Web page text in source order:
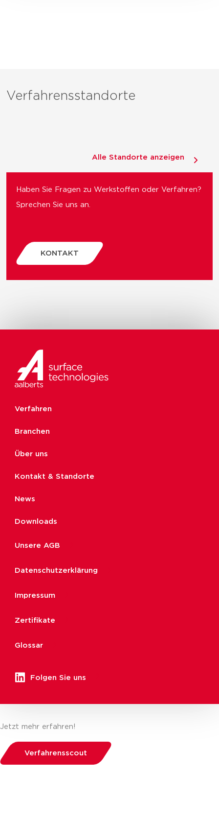
Verfahrensstandorte
Haben Sie Fragen zu Werkstoffen oder Verfahren?
Sprechen Sie uns an.
KONTAKT
Alle Standorte anzeigen
Verfahren
Branchen
Über uns
Kontakt & Standorte
News
Downloads
Unsere AGB
Datenschutzerklärung
Impressum
Zertifikate
Glossar
Folgen Sie uns
Jetzt mehr erfahren!
Verfahrensscout